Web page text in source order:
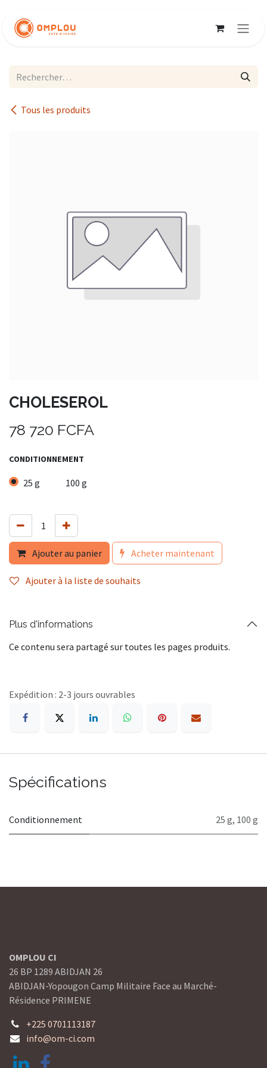
Tous les produits
CHOLESEROL
78 720 FCFA
CONDITIONNEMENT
25 g 100 g
Ajouter au panier Acheter maintenant
Ajouter à la liste de souhaits
Plus d'informations
Ce contenu sera partagé sur toutes les pages produits.
Expédition : 2-3 jours ouvrables
Spécifications
Conditionnement 25 g, 100 g
OMPLOU CI
26 BP 1289 ABIDJAN 26
ABIDJAN-Yopougon Camp Militaire Face au Marché-
Résidence PRIMENE
+225 0701113187
info@om-ci.com